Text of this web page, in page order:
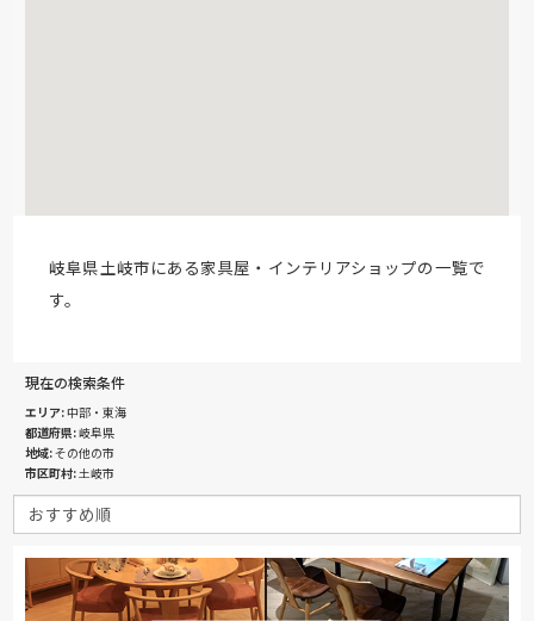
岐阜県土岐市にある家具屋・インテリアショップの一覧で
す。
現在の検索条件
エリア 中部・東海
都道府県 岐阜県
地域 その他の市
市区町村 土岐市